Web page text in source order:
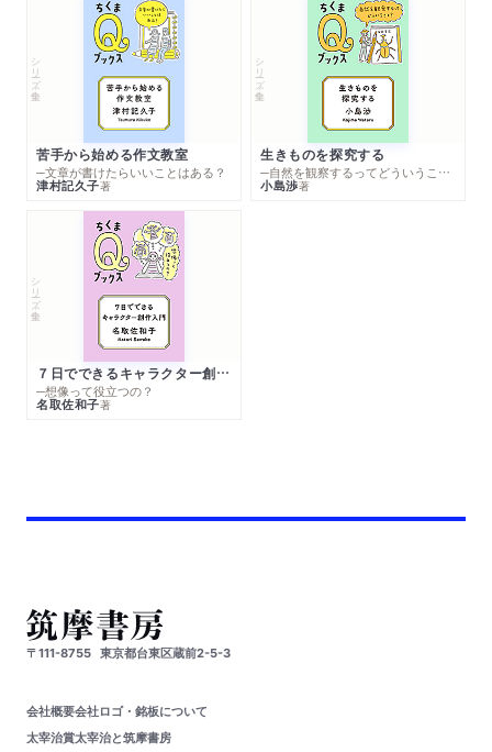
シリーズ・全集
苦手から始める作文教室
─文章が書けたらいいことはある？
津村記久子著
シリーズ・全集
生きものを探究する
─自然を観察するってどういうこと？
小島渉著
シリーズ・全集
７日でできるキャラクター創作入門
─想像って役立つの？
名取佐和子著
〒111-8755 東京都台東区蔵前2-5-3
会社概要会社ロゴ・銘板について
太宰治賞太宰治と筑摩書房